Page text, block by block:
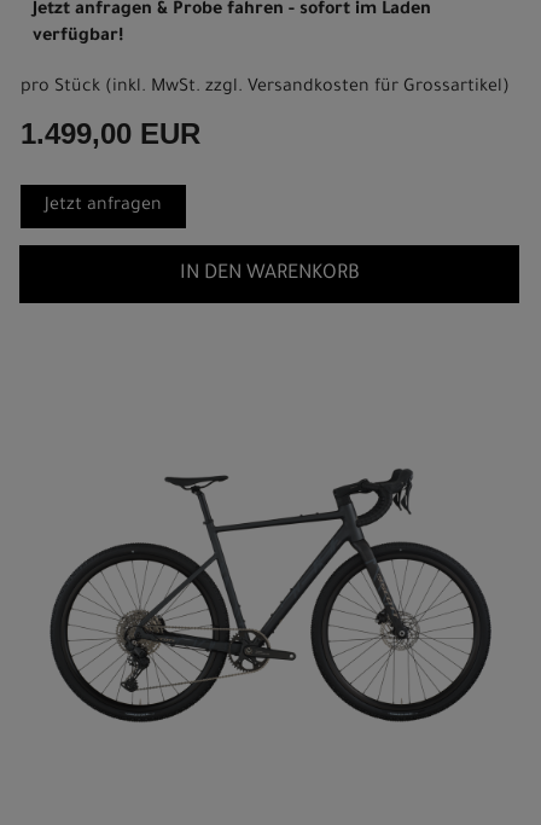
Jetzt anfragen & Probe fahren - sofort im Laden
verfügbar!
pro Stück (inkl. MwSt. zzgl. Versandkosten für Grossartikel)
1.499,00 EUR
Jetzt anfragen
IN DEN WARENKORB